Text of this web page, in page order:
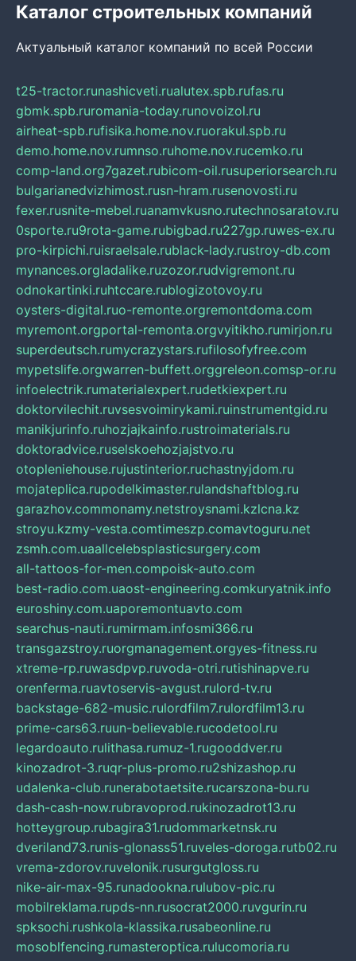
Каталог строительных компаний
Актуальный каталог компаний по всей России
t25-tractor.runashicveti.rualutex.spb.rufas.ru
gbmk.spb.ruromania-today.runovoizol.ru
airheat-spb.rufisika.home.nov.ruorakul.spb.ru
demo.home.nov.rumnso.ruhome.nov.rucemko.ru
comp-land.org7gazet.rubicom-oil.rusuperiorsearch.ru
bulgarianedvizhimost.rusn-hram.rusenovosti.ru
fexer.rusnite-mebel.ruanamvkusno.rutechnosaratov.ru
0sporte.ru9rota-game.rubigbad.ru227gp.ruwes-ex.ru
pro-kirpichi.ruisraelsale.rublack-lady.rustroy-db.com
mynances.orgladalike.ruzozor.rudvigremont.ru
odnokartinki.ruhtccare.rublogizotovoy.ru
oysters-digital.ruo-remonte.orgremontdoma.com
myremont.orgportal-remonta.orgvyitikho.rumirjon.ru
superdeutsch.rumycrazystars.rufilosofyfree.com
mypetslife.orgwarren-buffett.orggreleon.comsp-or.ru
infoelectrik.rumaterialexpert.rudetkiexpert.ru
doktorvilechit.ruvsesvoimirykami.ruinstrumentgid.ru
manikjurinfo.ruhozjajkainfo.rustroimaterials.ru
doktoradvice.ruselskoehozjajstvo.ru
otopleniehouse.rujustinterior.ruchastnyjdom.ru
mojateplica.rupodelkimaster.rulandshaftblog.ru
garazhov.commonamy.netstroysnami.kzlcna.kz
stroyu.kzmy-vesta.comtimeszp.comavtoguru.net
zsmh.com.uaallcelebsplasticsurgery.com
all-tattoos-for-men.compoisk-auto.com
best-radio.com.uaost-engineering.comkuryatnik.info
euroshiny.com.uaporemontuavto.com
searchus-nauti.rumirmam.infosmi366.ru
transgazstroy.ruorgmanagement.orgyes-fitness.ru
xtreme-rp.ruwasdpvp.ruvoda-otri.rutishinapve.ru
orenferma.ruavtoservis-avgust.rulord-tv.ru
backstage-682-music.rulordfilm7.rulordfilm13.ru
prime-cars63.ruun-believable.rucodetool.ru
legardoauto.rulithasa.rumuz-1.rugooddver.ru
kinozadrot-3.ruqr-plus-promo.ru2shizashop.ru
udalenka-club.runerabotaetsite.rucarszona-bu.ru
dash-cash-now.rubravoprod.rukinozadrot13.ru
hotteygroup.rubagira31.rudommarketnsk.ru
dveriland73.runis-glonass51.ruveles-doroga.rutb02.ru
vrema-zdorov.ruvelonik.rusurgutgloss.ru
nike-air-max-95.runadookna.rulubov-pic.ru
mobilreklama.rupds-nn.rusocrat2000.ruvgurin.ru
spksochi.rushkola-klassika.rusabeonline.ru
mosoblfencing.rumasteroptica.rulucomoria.ru